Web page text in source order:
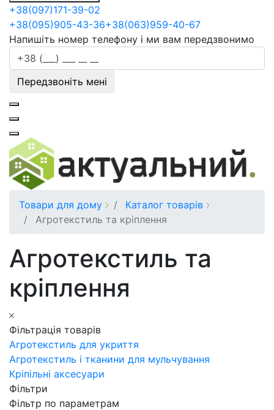
+38(097)171-39-02
+38(095)905-43-36+38(063)959-40-67
Напишіть номер телефону і ми вам передзвонимо
Передзвоніть мені
Товари для дому
Каталог товарів
Агротекстиль та кріплення
Агротекстиль та
кріплення
Фільтрація товарів
Агротекстиль для укриття
Агротекстиль і тканини для мульчування
Кріпільні аксесуари
Фільтри
Фільтр по параметрам